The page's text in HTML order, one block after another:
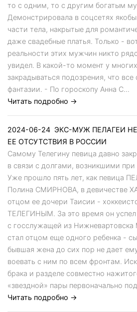
то с одним, то с другим богатым
Демонстрировала в соцсетях
части тела, накрытые для
даже свадебные платья. Только -
реальности этих мужчин никто
увидел. В какой-то момент у
закрадываться подозрения, что
фантазии. - По гороскопу Анна С...
Читать подробно →
2024-06-24 ЭКС-МУЖ ПЕЛАГЕИ
ЕЕ ОТСУТСТВИЯ В РОССИИ
Самому Телегину певица давно
в связи с долгами, возникшими
Уже прошло пять лет, как певица
Полина СМИРНОВА, в девичестве
отцом ее дочери Таисии -
ТЕЛЕГИНЫМ. За это время он
с госслужащей из
стал отцом еще одного ребенка -
бывшая жена до сих пор не дает
воевать с ним по всем фронтам.
брака и разделе совместно
«звездной» пары первоначально
Читать подробно →